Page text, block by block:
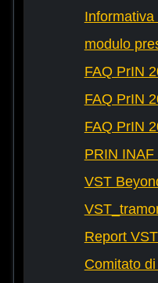
modulo
FAQ PrIN
FAQ PrIN
FAQ PrIN
PRIN
VST
Report
Comitato